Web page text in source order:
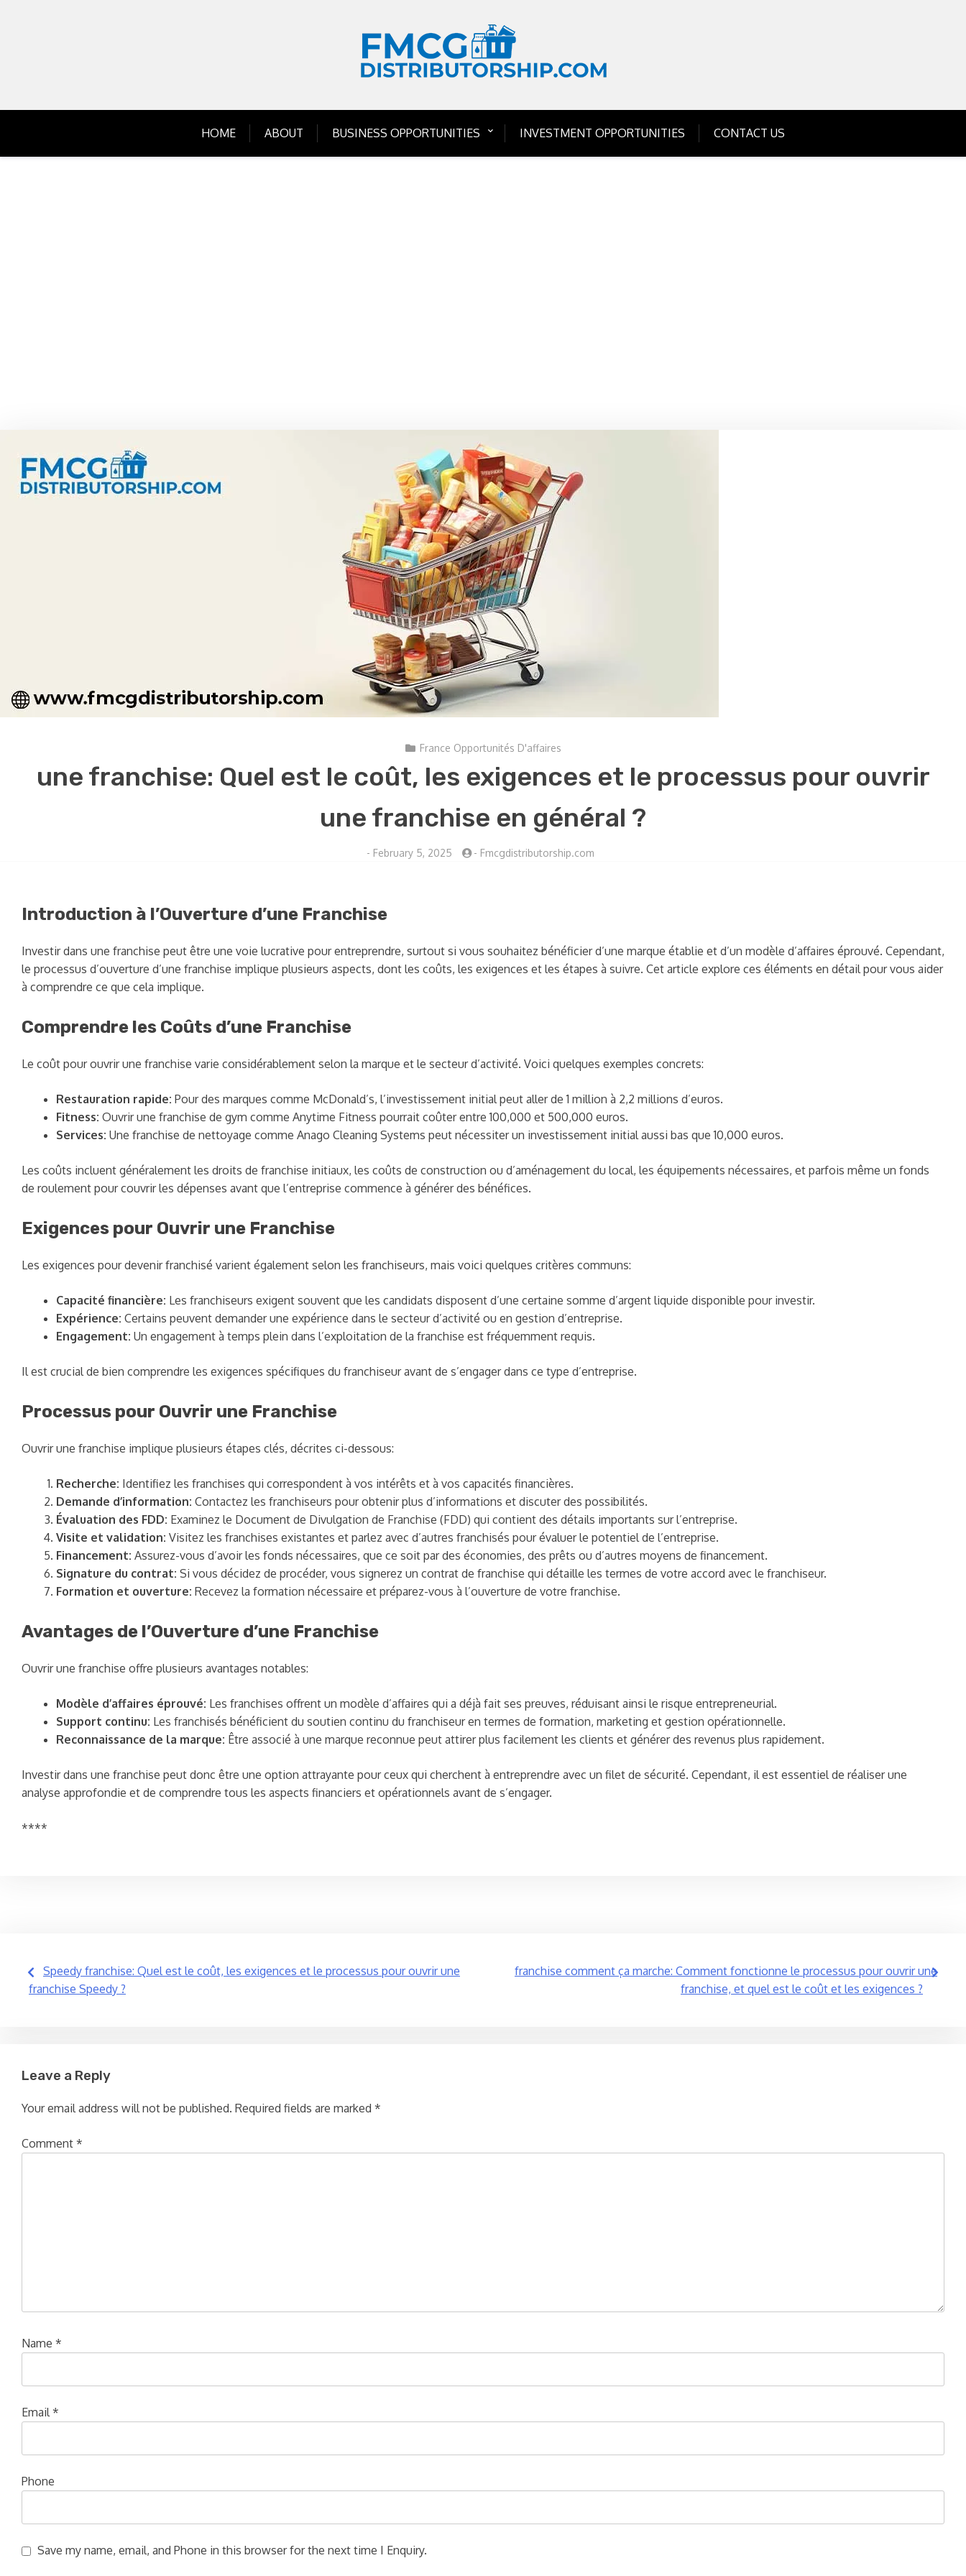
HOME ABOUT BUSINESS OPPORTUNITIES INVESTMENT OPPORTUNITIES CONTACT US
France Opportunités D'affaires
une franchise: Quel est le coût, les exigences et le processus pour ouvrir
une franchise en général ?
- February 5, 2025 - Fmcgdistributorship.com
Introduction à l’Ouverture d’une Franchise
Investir dans une franchise peut être une voie lucrative pour entreprendre, surtout si vous souhaitez bénéficier d’une marque établie et d’un modèle d’affaires éprouvé. Cependant,
le processus d’ouverture d’une franchise implique plusieurs aspects, dont les coûts, les exigences et les étapes à suivre. Cet article explore ces éléments en détail pour vous aider
à comprendre ce que cela implique.
Comprendre les Coûts d’une Franchise
Le coût pour ouvrir une franchise varie considérablement selon la marque et le secteur d’activité. Voici quelques exemples concrets:
Restauration rapide: Pour des marques comme McDonald’s, l’investissement initial peut aller de 1 million à 2,2 millions d’euros.
Fitness: Ouvrir une franchise de gym comme Anytime Fitness pourrait coûter entre 100,000 et 500,000 euros.
Services: Une franchise de nettoyage comme Anago Cleaning Systems peut nécessiter un investissement initial aussi bas que 10,000 euros.
Les coûts incluent généralement les droits de franchise initiaux, les coûts de construction ou d’aménagement du local, les équipements nécessaires, et parfois même un fonds
de roulement pour couvrir les dépenses avant que l’entreprise commence à générer des bénéfices.
Exigences pour Ouvrir une Franchise
Les exigences pour devenir franchisé varient également selon les franchiseurs, mais voici quelques critères communs:
Capacité financière: Les franchiseurs exigent souvent que les candidats disposent d’une certaine somme d’argent liquide disponible pour investir.
Expérience: Certains peuvent demander une expérience dans le secteur d’activité ou en gestion d’entreprise.
Engagement: Un engagement à temps plein dans l’exploitation de la franchise est fréquemment requis.
Il est crucial de bien comprendre les exigences spécifiques du franchiseur avant de s’engager dans ce type d’entreprise.
Processus pour Ouvrir une Franchise
Ouvrir une franchise implique plusieurs étapes clés, décrites ci-dessous:
Recherche: Identifiez les franchises qui correspondent à vos intérêts et à vos capacités financières.
Demande d’information: Contactez les franchiseurs pour obtenir plus d’informations et discuter des possibilités.
Évaluation des FDD: Examinez le Document de Divulgation de Franchise (FDD) qui contient des détails importants sur l’entreprise.
Visite et validation: Visitez les franchises existantes et parlez avec d’autres franchisés pour évaluer le potentiel de l’entreprise.
Financement: Assurez-vous d’avoir les fonds nécessaires, que ce soit par des économies, des prêts ou d’autres moyens de financement.
Signature du contrat: Si vous décidez de procéder, vous signerez un contrat de franchise qui détaille les termes de votre accord avec le franchiseur.
Formation et ouverture: Recevez la formation nécessaire et préparez-vous à l’ouverture de votre franchise.
Avantages de l’Ouverture d’une Franchise
Ouvrir une franchise offre plusieurs avantages notables:
Modèle d’affaires éprouvé: Les franchises offrent un modèle d’affaires qui a déjà fait ses preuves, réduisant ainsi le risque entrepreneurial.
Support continu: Les franchisés bénéficient du soutien continu du franchiseur en termes de formation, marketing et gestion opérationnelle.
Reconnaissance de la marque: Être associé à une marque reconnue peut attirer plus facilement les clients et générer des revenus plus rapidement.
Investir dans une franchise peut donc être une option attrayante pour ceux qui cherchent à entreprendre avec un filet de sécurité. Cependant, il est essentiel de réaliser une
analyse approfondie et de comprendre tous les aspects financiers et opérationnels avant de s’engager.
****
Post
Speedy franchise: Quel est le coût, les exigences et le processus pour ouvrir une
franchise Speedy ?
franchise comment ça marche: Comment fonctionne le processus pour ouvrir une
franchise, et quel est le coût et les exigences ?
Leave a Reply
Your email address will not be published. Required fields are marked *
Comment *
Name *
Email*
Phone
Save my name, email, and Phone in this browser for the next time I Enquiry.